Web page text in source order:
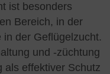
ist besonders
Bereich, in der
der Geflügelzucht.
und -züchtung
als effektiver Schutz